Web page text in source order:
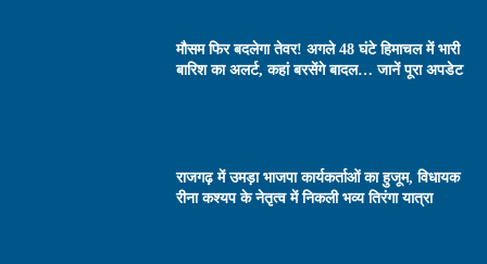
मौसम फिर बदलेगा तेवर! अगले 48 घंटे हिमाचल में भारी
बारिश का अलर्ट, कहां बरसेंगे बादल… जानें पूरा अपडेट
राजगढ़ में उमड़ा भाजपा कार्यकर्ताओं का हुजूम, विधायक
रीना कश्यप के नेतृत्व में निकली भव्य तिरंगा यात्रा